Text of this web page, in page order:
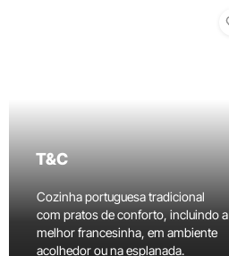
T&C
Cozinha portuguesa tradicional
com pratos de conforto, incluindo a
melhor francesinha, em ambiente
acolhedor ou na esplanada.